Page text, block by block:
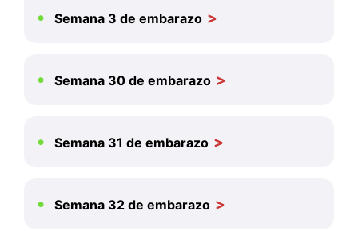
Semana 3 de embarazo
Semana 30 de embarazo
Semana 31 de embarazo
Semana 32 de embarazo